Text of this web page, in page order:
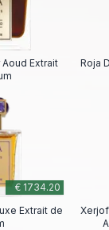
Extrait
Roja
€ 1734.20
Extrait de